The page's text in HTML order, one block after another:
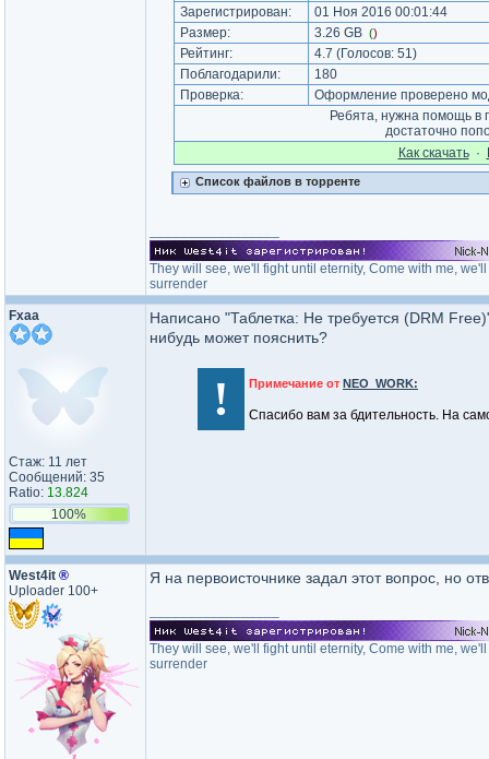
Зарегистрирован:
01 Ноя 2016 00:01:44
Размер:
3.26 GB ()
Рейтинг: 4.7 (Голосов: 51)
Поблагодарили:
180
Проверка:
Оформление проверено
Ребята, нужна помощь в
достаточно
Как cкачать·
Список файлов в торренте
They will see, we'll fight until eternity, Come with me,
surrender
Fxaa
Стаж: 11 лет
Сообщений: 35
Ratio: 13.824
100%
Написано "Таблетка: Не требуется (DRM
нибудь может пояснить?
! Примечание от NEO_WORK:
Спасибо вам за бдительность. На
West4it ®
Uploader 100+
Я на первоисточнике задал этот вопрос, но
They will see, we'll fight until eternity, Come with me,
surrender